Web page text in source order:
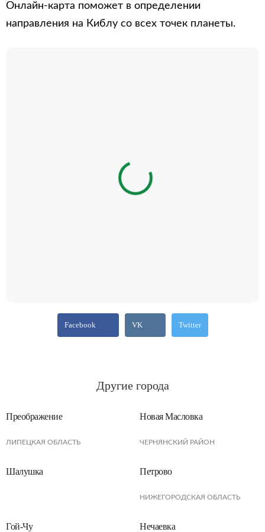
Онлайн-карта поможет в определении
направления на Киблу со всех точек планеты.
Facebook VK Twitter
Другие города
Преображение
ЛИПЕЦКАЯ ОБЛАСТЬ
Новая Масловка
ЧЕРНЯНСКИЙ РАЙОН
Шалушка Петрово
НИЖЕГОРОДСКАЯ ОБЛАСТЬ
Гой-Чу Нечаевка